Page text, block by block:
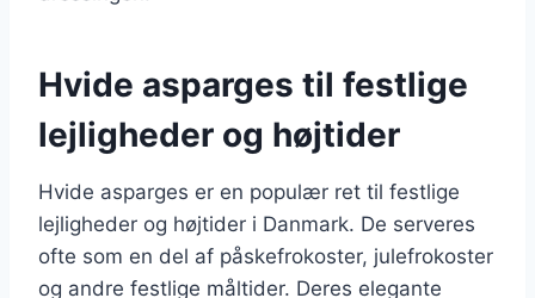
Hvide asparges til festlige
lejligheder og højtider
Hvide asparges er en populær ret til festlige
lejligheder og højtider i Danmark. De serveres
ofte som en del af påskefrokoster, julefrokoster
og andre festlige måltider. Deres elegante